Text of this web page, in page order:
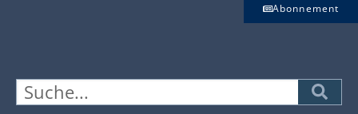
Abonnement